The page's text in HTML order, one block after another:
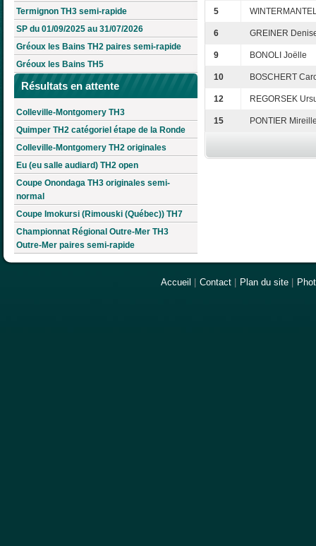
Termignon TH3 semi-rapide
SP du 01/09/2025 au 31/07/2026
Gréoux les Bains TH2 paires semi-rapide
Gréoux les Bains TH5
Résultats en attente
Colleville-Montgomery TH3
Quimper TH2 catégoriel étape de la Ronde
Colleville-Montgomery TH2 originales
Eu (eu salle audiard) TH2 open
Coupe Onondaga TH3 originales semi-
normal
Coupe Imokursi (Rimouski (Québec)) TH7
Championnat Régional Outre-Mer TH3
Outre-Mer paires semi-rapide
5
6 GREINER
9 BONOLI Joëlle
10 BOSCHERT
12 REGORSEK
15 PONTIER
Accueil Contact Plan du site